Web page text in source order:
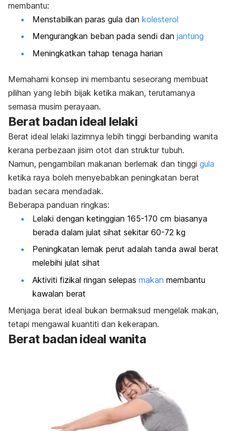
membantu:
Menstabilkan paras gula dan kolesterol
Mengurangkan beban pada sendi dan jantung
Meningkatkan tahap tenaga harian
Memahami konsep ini membantu seseorang membuat
pilihan yang lebih bijak ketika makan, terutamanya
semasa musim perayaan.
Berat badan ideal lelaki
Berat ideal lelaki lazimnya lebih tinggi berbanding wanita
kerana perbezaan jisim otot dan struktur tubuh.
Namun, pengambilan makanan berlemak dan tinggi gula
ketika raya boleh menyebabkan peningkatan berat
badan secara mendadak.
Beberapa panduan ringkas:
Lelaki dengan ketinggian 165-170 cm biasanya
berada dalam julat sihat sekitar 60-72 kg
Peningkatan lemak perut adalah tanda awal berat
melebihi julat sihat
Aktiviti fizikal ringan selepas makan membantu
kawalan berat
Menjaga berat ideal bukan bermaksud mengelak makan,
tetapi mengawal kuantiti dan kekerapan.
Berat badan ideal wanita